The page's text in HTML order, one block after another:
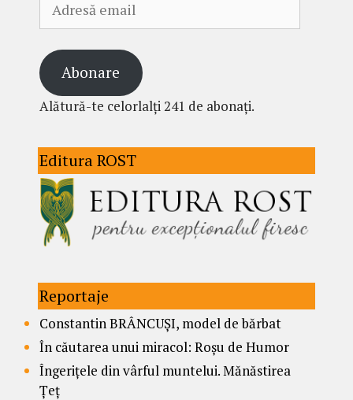
email
Abonare
Alătură-te celorlalți 241 de abonați.
Editura ROST
Reportaje
Constantin BRÂNCUȘI, model de bărbat
În căutarea unui miracol: Roșu de Humor
Îngerițele din vârful muntelui. Mănăstirea
Țeț